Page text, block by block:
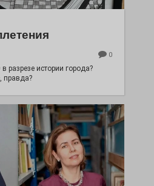
0
разрезе истории города?
правда?